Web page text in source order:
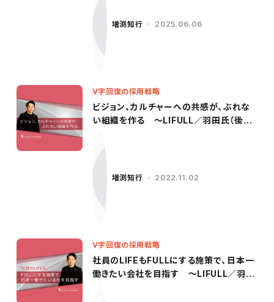
増渕知行 2025.06.06
V字回復の採用戦略
ビジョン、カルチャーへの共感が、ぶれな
い組織を作る ～LIFULL／羽田氏（後
増渕知行 2022.11.02
V字回復の採用戦略
社員のLIFEもFULLにする施策で、日本一
働きたい会社を目指す 〜LIFULL／羽田